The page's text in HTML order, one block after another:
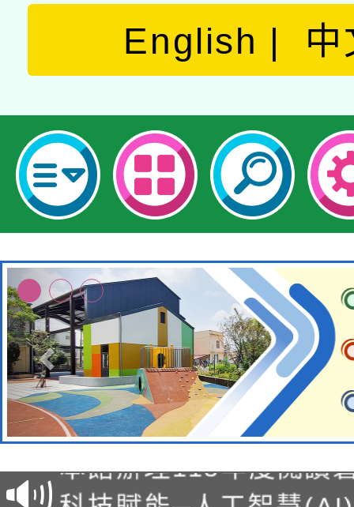
English 中
適應運動共學行動站研
暨閱讀推動專業研習
科技賦能─人工智慧